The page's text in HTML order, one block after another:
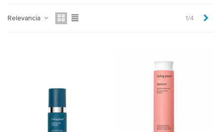
Relevancia 1/4